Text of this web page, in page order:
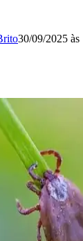
30/09/2025 às